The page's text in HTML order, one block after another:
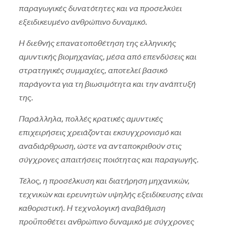
παραγωγικές δυνατότητες και να προσελκύει
εξειδικευμένο ανθρώπινο δυναμικό.
Η διεθνής επανατοποθέτηση της ελληνικής
αμυντικής βιομηχανίας, μέσα από επενδύσεις και
στρατηγικές συμμαχίες, αποτελεί βασικό
παράγοντα για τη βιωσιμότητα και την ανάπτυξή
της.
Παράλληλα, πολλές κρατικές αμυντικές
επιχειρήσεις χρειάζονται εκσυγχρονισμό και
αναδιάρθρωση, ώστε να ανταποκριθούν στις
σύγχρονες απαιτήσεις ποιότητας και παραγωγής.
Τέλος, η προσέλκυση και διατήρηση μηχανικών,
τεχνικών και ερευνητών υψηλής εξειδίκευσης είναι
καθοριστική. Η τεχνολογική αναβάθμιση
προϋποθέτει ανθρώπινο δυναμικό με σύγχρονες